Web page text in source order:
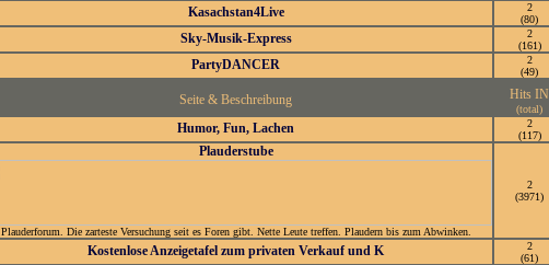
Kasachstan4Live
2
(80)
Sky-Musik-Express
2
(161)
PartyDANCER
2
(49)
Seite & Beschreibung Hits IN
(total)
Humor, Fun, Lachen
2
(117)
Plauderstube
Plauderforum. Die zarteste Versuchung seit es Foren gibt. Nette Leute treffen. Plaudern bis zum Abwinken.
2
(3971)
Kostenlose Anzeigetafel zum privaten Verkauf und K
2
(61)